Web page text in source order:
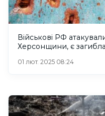
Військові РФ
Херсонщини, є
01 лют. 2025 08:24